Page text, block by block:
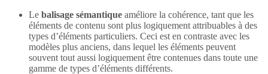
Le balisage sémantique améliore la cohérence, tant que les
éléments de contenu sont plus logiquement attribuables à des
types d’éléments particuliers. Ceci est en contraste avec les
modèles plus anciens, dans lequel les éléments peuvent
souvent tout aussi logiquement être contenues dans toute une
gamme de types d’éléments différents.